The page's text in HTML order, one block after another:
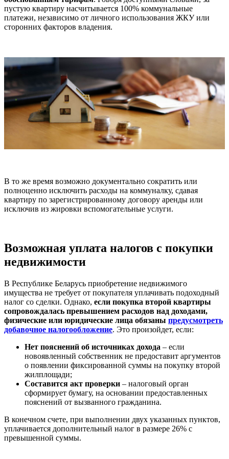
пустую квартиру насчитывается 100% коммунальные
платежи, независимо от личного использования ЖКУ или
сторонних факторов владения.
В то же время возможно документально сократить или
полноценно исключить расходы на коммуналку, сдавая
квартиру по зарегистрированному договору аренды или
исключив из жировки вспомогательные услуги.
Возможная уплата налогов с покупки
недвижимости
В Республике Беларусь приобретение недвижимого
имущества не требует от покупателя уплачивать подоходный
налог со сделки. Однако, если покупка второй квартиры
сопровождалась превышением расходов над доходами,
физические или юридические лица обязаны предусмотреть
добавочное налогообложение. Это произойдет, если:
Нет пояснений об источниках дохода – если
новоявленный собственник не предоставит аргументов
о появлении фиксированной суммы на покупку второй
жилплощади;
Составится акт проверки – налоговый орган
сформирует бумагу, на основании предоставленных
пояснений от вызванного гражданина.
В конечном счете, при выполнении двух указанных пунктов,
уплачивается дополнительный налог в размере 26% с
превышенной суммы.